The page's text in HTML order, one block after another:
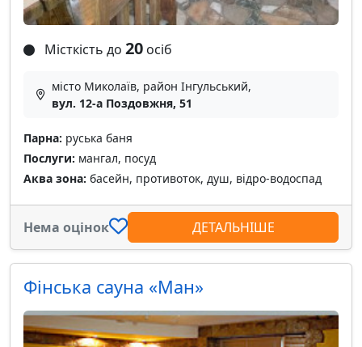
Місткість до 20 осіб
місто Миколаїв, район Інгульський,
вул. 12-а Поздовжня, 51
Парна: руська баня
Послуги: мангал, посуд
Аква зона: басейн, противоток, душ, відро-водоспад
Нема оцінок ДЕТАЛЬНІШЕ
Фінська сауна «Ман»